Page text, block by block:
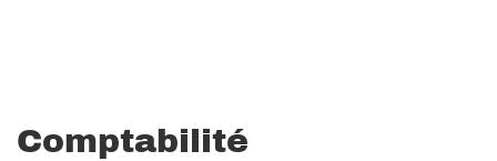
Comptabilité